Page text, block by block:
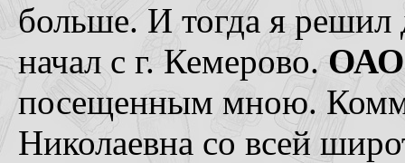
больше. И тогда я решил
начал с г. Кемерово.
посещенным мною.
Николаевна со всей